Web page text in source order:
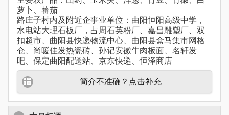
萝卜、蕃茄
路庄子村内及附近企事业单位：曲阳恒阳高级中学，
水电站大理石板厂，占周石英粉厂、嘉昌雕塑厂、双
扣超市、曲阳县快递物流中心、曲阳县盒马集市网格
仓、尚暖佳发热瓷砖、孙记安徽牛肉板面、名轩发
吧、保定曲阳配送站、京东快递、恒泽商店
简介不准确？点击补充